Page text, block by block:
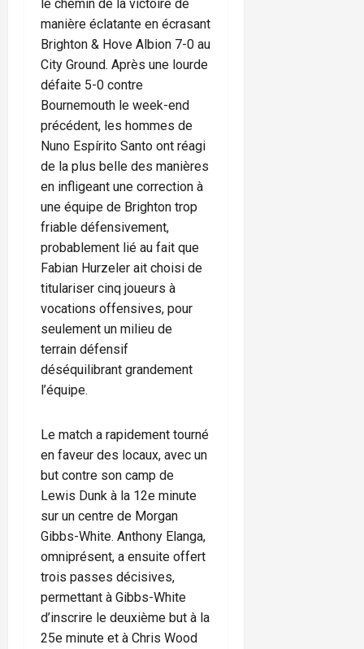
le chemin de la victoire de
manière éclatante en écrasant
Brighton & Hove Albion 7-0 au
City Ground. Après une lourde
défaite 5-0 contre
Bournemouth le week-end
précédent, les hommes de
Nuno Espírito Santo ont réagi
de la plus belle des manières
en infligeant une correction à
une équipe de Brighton trop
friable défensivement,
probablement lié au fait que
Fabian Hurzeler ait choisi de
titulariser cinq joueurs à
vocations offensives, pour
seulement un milieu de
terrain défensif
déséquilibrant grandement
l’équipe.
Le match a rapidement tourné
en faveur des locaux, avec un
but contre son camp de
Lewis Dunk à la 12e minute
sur un centre de Morgan
Gibbs-White. Anthony Elanga,
omniprésent, a ensuite offert
trois passes décisives,
permettant à Gibbs-White
d’inscrire le deuxième but à la
25e minute et à Chris Wood